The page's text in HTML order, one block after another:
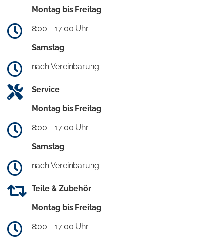
Montag bis Freitag
8:00 - 17:00 Uhr
Samstag
nach Vereinbarung
Service
Montag bis Freitag
8:00 - 17:00 Uhr
Samstag
nach Vereinbarung
Teile & Zubehör
Montag bis Freitag
8:00 - 17:00 Uhr